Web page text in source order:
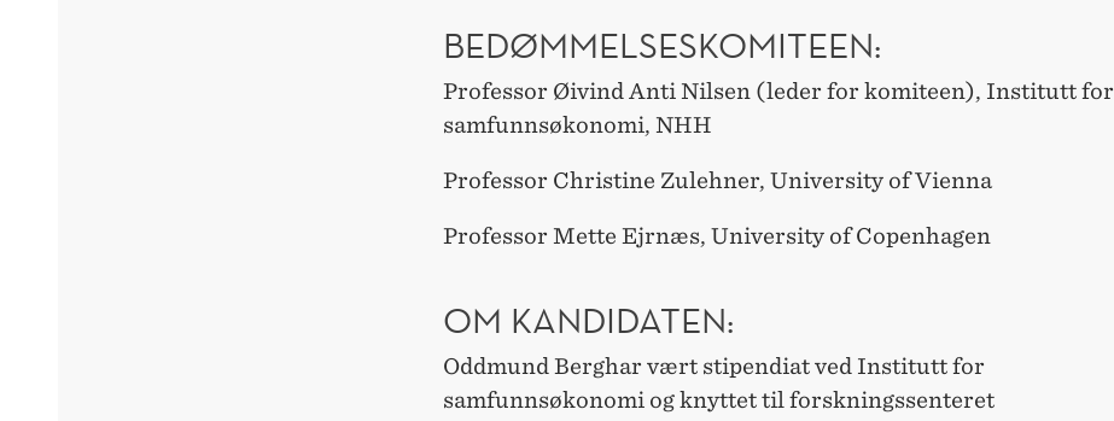
BEDØMMELSESKOMITEEN:
Professor Øivind Anti Nilsen (leder for komiteen), Institutt for
samfunnsøkonomi, NHH
Professor Christine Zulehner, University of Vienna
Professor Mette Ejrnæs, University of Copenhagen
OM KANDIDATEN:
Oddmund Berghar vært stipendiat ved Institutt for
samfunnsøkonomi og knyttet til forskningssenteret